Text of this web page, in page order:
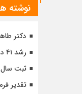
نوشته
دکتر
رشد ۴۱ درصدی سود خالص پازارگاد؛ افزایش ۹ برابری سرمایه و تداوم مسیر تحول دیجیتال
ثبت سال طلایی
تقدیر